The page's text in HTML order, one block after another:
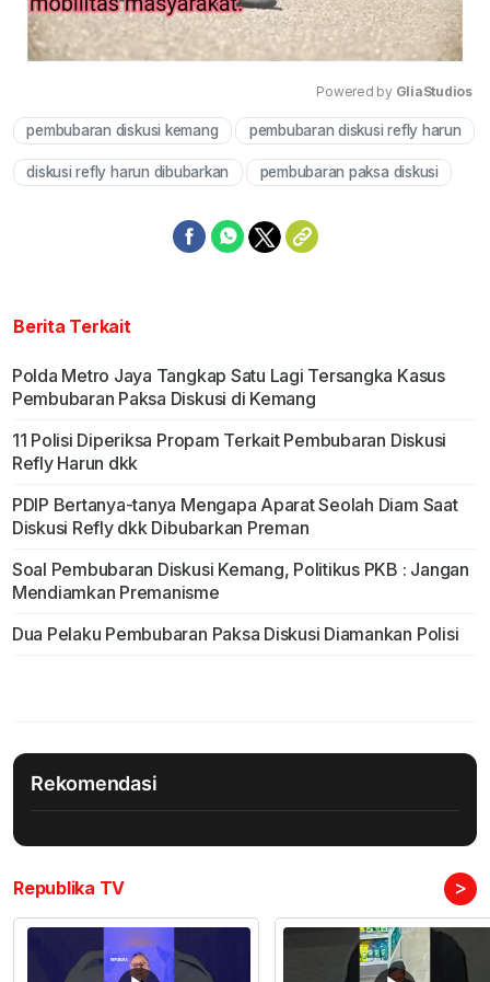
Mute
Powered by GliaStudios
pembubaran diskusi kemang pembubaran diskusi refly harun
diskusi refly harun dibubarkan pembubaran paksa diskusi
Berita Terkait
Polda Metro Jaya Tangkap Satu Lagi Tersangka Kasus
Pembubaran Paksa Diskusi di Kemang
11 Polisi Diperiksa Propam Terkait Pembubaran Diskusi
Refly Harun dkk
PDIP Bertanya-tanya Mengapa Aparat Seolah Diam Saat
Diskusi Refly dkk Dibubarkan Preman
Soal Pembubaran Diskusi Kemang, Politikus PKB : Jangan
Mendiamkan Premanisme
Dua Pelaku Pembubaran Paksa Diskusi Diamankan Polisi
Rekomendasi
Republika TV >